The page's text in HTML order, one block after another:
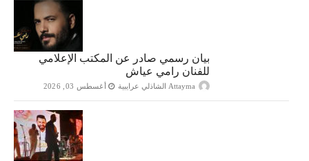
بيان رسمي صادر عن المكتب الإعلامي
للفنان رامي عياش
Attayma الشاذلي عرايبية أغسطس 03, 2026